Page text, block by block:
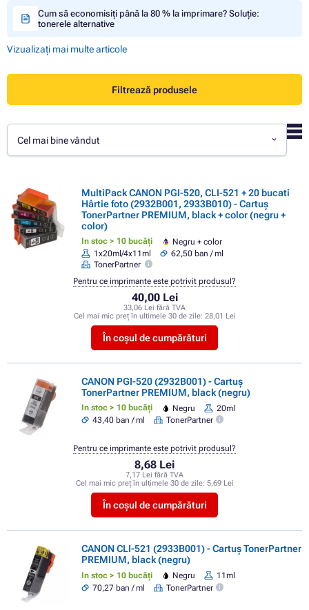
Cum să economisiți până la 80 % la imprimare? Soluție:
tonerele alternative
Vizualizați mai multe articole
Filtrează produsele
Cel mai bine vândut
MultiPack CANON PGI-520, CLI-521 + 20 bucati
Hârtie foto (2932B001, 2933B010) - Cartuș
TonerPartner PREMIUM, black + color (negru +
color)
In stoc > 10 bucăți
Negru + color
1x20ml/4x11ml
62,50 ban / ml
TonerPartner
40,00 Lei
33,06 Lei fără TVA
Cel mai mic preț în ultimele 30 de zile: 28,01 Lei
În coșul de cumpărături
Pentru ce imprimante este potrivit produsul?
CANON PGI-520 (2932B001) - Cartuș
TonerPartner PREMIUM, black (negru)
In stoc > 10 bucăți Negru
20ml
43,40 ban / ml
TonerPartner
8,68 Lei
7,17 Lei fără TVA
Cel mai mic preț în ultimele 30 de zile: 5,69 Lei
În coșul de cumpărături
Pentru ce imprimante este potrivit produsul?
CANON CLI-521 (2933B001) - Cartuș TonerPartner
PREMIUM, black (negru)
In stoc > 10 bucăți Negru
11ml
70,27 ban / ml
TonerPartner